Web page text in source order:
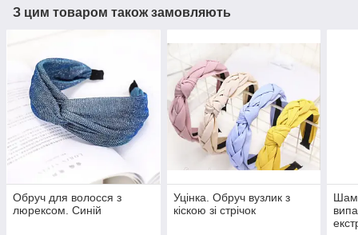
З цим товаром також замовляють
Обруч для волосся з
люрексом. Синій
Уцінка. Обруч вузлик з
кіскою зі стрічок